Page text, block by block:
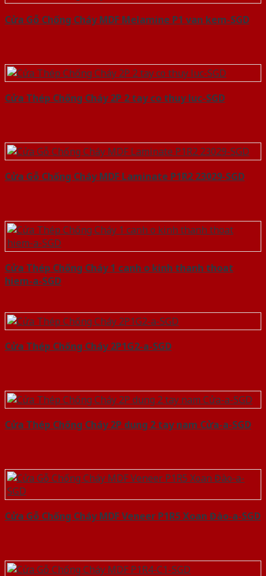
Cửa Gỗ Chống Cháy MDF Melamine P1 van kem-SGD
Cửa Thép Chống Cháy 2P 2 tay co thuy luc-SGD
Cửa Gỗ Chống Cháy MDF Laminate P1R2 23029-SGD
Cửa Thép Chống Cháy 1 canh o kinh thanh thoat
hiem-a-SGD
Cửa Thép Chống Cháy 2P1G2-a-SGD
Cửa Thép Chống Cháy 2P dung 2 tay nam Cửa-a-SGD
Cửa Gỗ Chống Cháy MDF Veneer P1R5 Xoan Đào-a-SGD